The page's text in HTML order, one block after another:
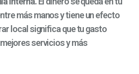
más manos y tiene un efecto
local significa que tu gasto
servicios y más